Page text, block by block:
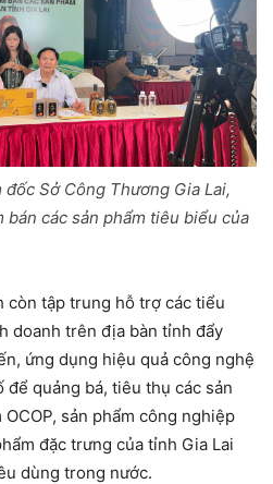
đốc Sở Công Thương Gia Lai,
các sản phẩm tiêu biểu của
còn tập trung hỗ trợ các tiểu
doanh trên địa bàn tỉnh đẩy
ứng dụng hiệu quả công nghệ
quảng bá, tiêu thụ các sản
sản phẩm công nghiệp
đặc trưng của tỉnh Gia Lai
dùng trong nước.